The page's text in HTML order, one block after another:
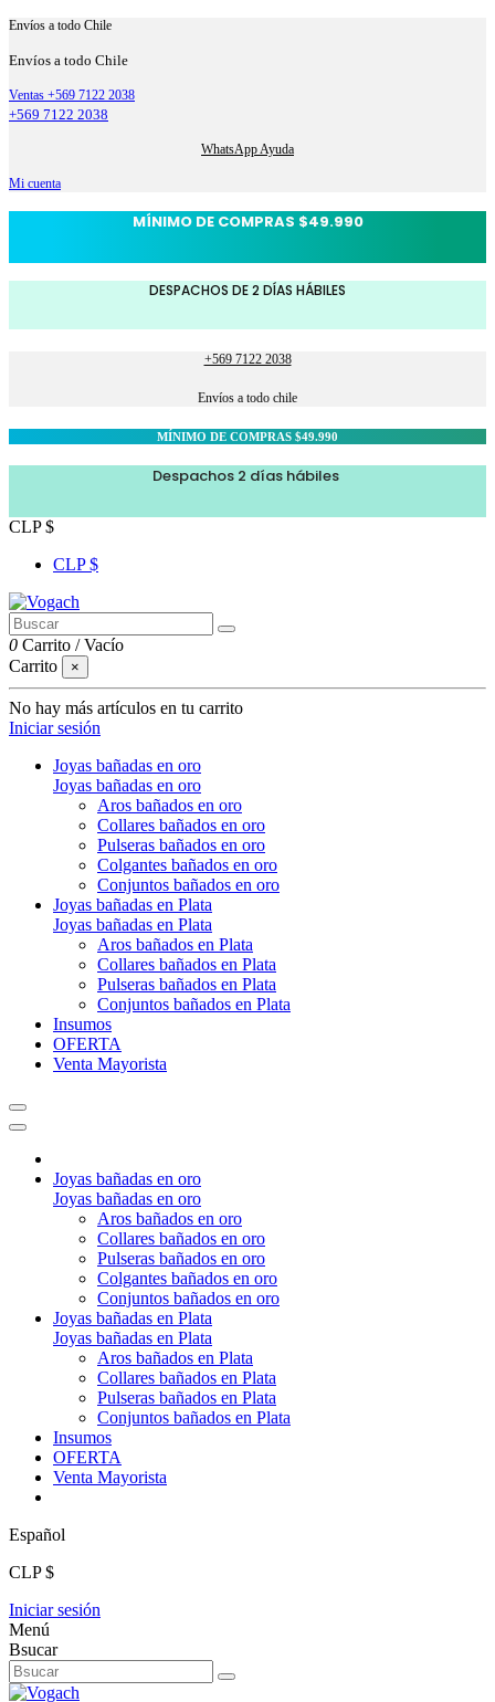
Envíos a todo Chile
Envíos a todo Chile
Ventas +569 7122 2038
+569 7122 2038
WhatsApp Ayuda
Mi cuenta
MÍNIMO DE COMPRAS $49.990
DESPACHOS DE 2 DÍAS HÁBILES
+569 7122 2038
Envíos a todo chile
MÍNIMO DE COMPRAS $49.990
Despachos 2 días hábiles
CLP $
CLP $
0 Carrito /Vacío
Carrito
×
No hay más artículos en tu carrito
Iniciar sesión
Joyas bañadas en oro
Joyas bañadas en oro
Aros bañados en oro
Collares bañados en oro
Pulseras bañados en oro
Colgantes bañados en oro
Conjuntos bañados en oro
Joyas bañadas en Plata
Joyas bañadas en Plata
Aros bañados en Plata
Collares bañados en Plata
Pulseras bañados en Plata
Conjuntos bañados en Plata
Insumos
OFERTA
Venta Mayorista
Joyas bañadas en oro
Joyas bañadas en oro
Aros bañados en oro
Collares bañados en oro
Pulseras bañados en oro
Colgantes bañados en oro
Conjuntos bañados en oro
Joyas bañadas en Plata
Joyas bañadas en Plata
Aros bañados en Plata
Collares bañados en Plata
Pulseras bañados en Plata
Conjuntos bañados en Plata
Insumos
OFERTA
Venta Mayorista
Español
CLP $
Iniciar sesión
Menú
Bsucar